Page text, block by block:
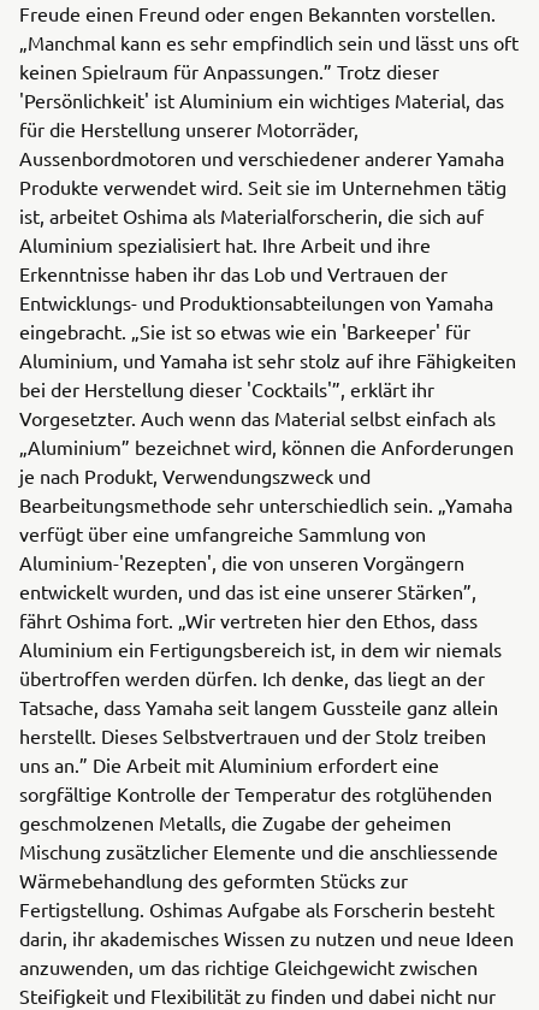
Freude einen Freund oder engen Bekannten vorstellen.
„Manchmal kann es sehr empfindlich sein und lässt uns oft
keinen Spielraum für Anpassungen.” Trotz dieser
'Persönlichkeit' ist Aluminium ein wichtiges Material, das
für die Herstellung unserer Motorräder,
Aussenbordmotoren und verschiedener anderer Yamaha
Produkte verwendet wird. Seit sie im Unternehmen tätig
ist, arbeitet Oshima als Materialforscherin, die sich auf
Aluminium spezialisiert hat. Ihre Arbeit und ihre
Erkenntnisse haben ihr das Lob und Vertrauen der
Entwicklungs- und Produktionsabteilungen von Yamaha
eingebracht. „Sie ist so etwas wie ein 'Barkeeper' für
Aluminium, und Yamaha ist sehr stolz auf ihre Fähigkeiten
bei der Herstellung dieser 'Cocktails'”, erklärt ihr
Vorgesetzter. Auch wenn das Material selbst einfach als
„Aluminium” bezeichnet wird, können die Anforderungen
je nach Produkt, Verwendungszweck und
Bearbeitungsmethode sehr unterschiedlich sein. „Yamaha
verfügt über eine umfangreiche Sammlung von
Aluminium-'Rezepten', die von unseren Vorgängern
entwickelt wurden, und das ist eine unserer Stärken”,
fährt Oshima fort. „Wir vertreten hier den Ethos, dass
Aluminium ein Fertigungsbereich ist, in dem wir niemals
übertroffen werden dürfen. Ich denke, das liegt an der
Tatsache, dass Yamaha seit langem Gussteile ganz allein
herstellt. Dieses Selbstvertrauen und der Stolz treiben
uns an.” Die Arbeit mit Aluminium erfordert eine
sorgfältige Kontrolle der Temperatur des rotglühenden
geschmolzenen Metalls, die Zugabe der geheimen
Mischung zusätzlicher Elemente und die anschliessende
Wärmebehandlung des geformten Stücks zur
Fertigstellung. Oshimas Aufgabe als Forscherin besteht
darin, ihr akademisches Wissen zu nutzen und neue Ideen
anzuwenden, um das richtige Gleichgewicht zwischen
Steifigkeit und Flexibilität zu finden und dabei nicht nur